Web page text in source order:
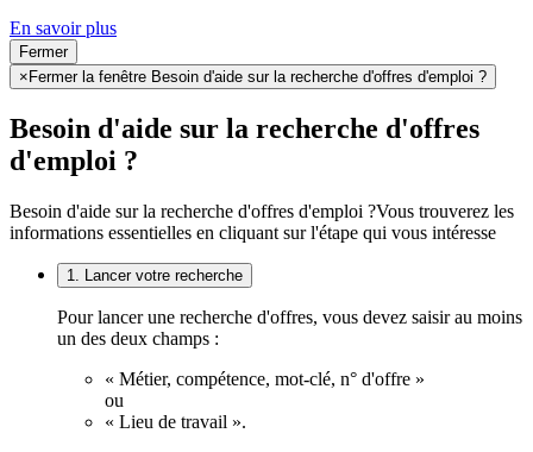
En savoir plus
Fermer
× Fermer la fenêtre Besoin d'aide sur la recherche d'offres d'emploi ?
Besoin d'aide sur la recherche d'offres
d'emploi ?
Besoin d'aide sur la recherche d'offres d'emploi ?Vous trouverez les
informations essentielles en cliquant sur l'étape qui vous intéresse
1. Lancer votre recherche
Pour lancer une recherche d'offres, vous devez saisir au moins
un des deux champs :
« Métier, compétence, mot-clé, n° d'offre »
ou
« Lieu de travail ».